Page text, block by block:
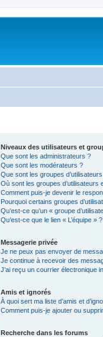
Niveaux des utilisateurs et
Que sont les administrateurs ?
Que sont les modérateurs ?
Que sont les groupes
Où sont les groupes d’utilisateurs
Comment puis-je devenir le
Pourquoi certains groupes
Qu’est-ce qu’un « groupe
Qu’est-ce que le lien « L’équipe » ?
Messagerie privée
Je ne peux pas envoyer de
Je continue à recevoir des
J’ai reçu un courrier électronique
Amis et ignorés
À quoi sert ma liste d’amis et
Comment puis-je ajouter ou
Recherche dans les forums